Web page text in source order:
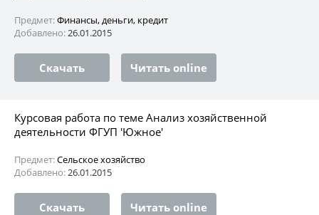
Предмет:Финансы, деньги, кредит
Добавлено:26.01.2015
Скачать Читать online
Курсовая работа по теме Анализ хозяйственной
деятельности ФГУП 'Южное'
Предмет:Сельское хозяйство
Добавлено:26.01.2015
Скачать Читать online